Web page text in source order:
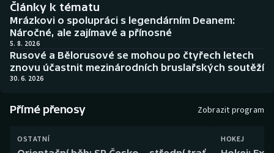
Biatlon
Boby a skeleton
Box
Curling
Dostihy
Aplikace ČT sport
AZ kvíz
Články k tématu
Mrázkovi o spolupráci s legendárním Deanem:
Náročné, ale zajímavé a přínosné
5. 8. 2026
Rusové a Bělorusové se mohou po čtyřech letech
znovu účastnit mezinárodních bruslařských soutěží
30. 6. 2026
Přímé přenosy Zobrazit program
OSTATNÍ HOKEJ